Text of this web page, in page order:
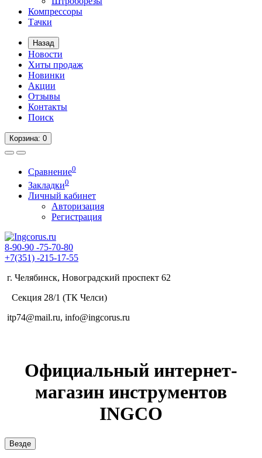
Компрессоры
Тачки
Назад
Новости
Хиты продаж
Новинки
Акции
Отзывы
Контакты
Поиск
Корзина: 0
Сравнение0
Закладки0
Личный кабинет
Авторизация
Регистрация
8-90-90 -75-70-80
+7(351) -215-17-55
г. Челябинск, Новоградский проспект 62
Секция 28/1 (ТК Челси)
itp74@mail.ru, info@ingcorus.ru
Официальный интернет-
магазин инструментов
INGCO
Везде